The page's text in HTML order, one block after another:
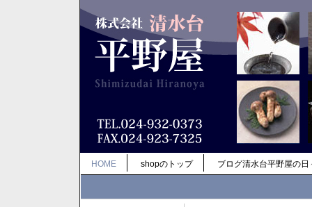
HOME shopのトップ ブログ清水台平野屋の日